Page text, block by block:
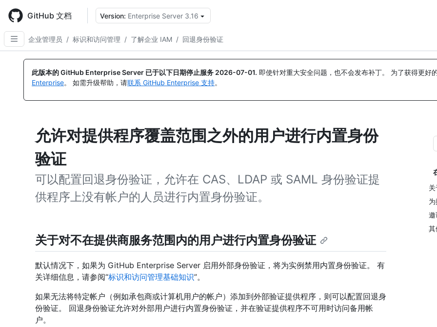
main
content
GitHub 文档 Version: Enterprise Server 3.16
企业管理员 / 标识和访问管理 / 了解企业 IAM / 回退身份验证
此版本的 GitHub Enterprise Server 已于以下日期停止服务 2026-07-01. 即使针对重大安全问题，也不会发布补丁。 为了获得更好
Enterprise。 如需升级帮助，请联系 GitHub Enterprise 支持。
允许对提供程序覆盖范围之外的用户进行内置身份
验证
可以配置回退身份验证，允许在 CAS、LDAP 或 SAML 身份验证提
供程序上没有帐户的人员进行内置身份验证。
邀
其
关于对不在提供商服务范围内的用户进行内置身份验证
默认情况下，如果为 GitHub Enterprise Server 启用外部身份验证，将为实例禁用内置身份验证。 有
关详细信息，请参阅“标识和访问管理基础知识”。
如果无法将特定帐户（例如承包商或计算机用户的帐户）添加到外部验证提供程序，则可以配置回退身
份验证。 回退身份验证允许对外部用户进行内置身份验证，并在验证提供程序不可用时访问备用帐
户。